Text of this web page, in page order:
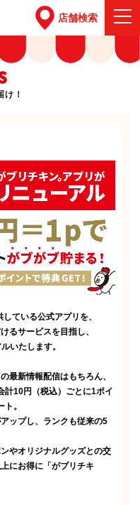
店舗検索
！
ている公式アプリを、
るサービスを目指し、
いたします。
最新情報配信はもちろん、
計10円（税込）ごとに1ポイ
。
ップし、ランクも従来の5
やオリジナルグッズとの交
にお得に「がブリチキ